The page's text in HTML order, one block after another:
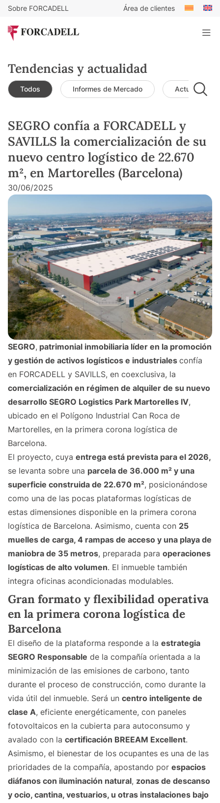
Sobre FORCADELL Área de clientes
Tendencias y actualidad
Todos Informes de Mercado Actualidad
SEGRO confía a FORCADELL y
SAVILLS la comercialización de su
nuevo centro logístico de 22.670
m², en Martorelles (Barcelona)
30/06/2025
SEGRO, patrimonial inmobiliaria líder en la promoción
y gestión de activos logísticos e industriales confía
en FORCADELL y SAVILLS, en coexclusiva, la
comercialización en régimen de alquiler de su nuevo
desarrollo SEGRO Logistics Park Martorelles IV,
ubicado en el Polígono Industrial Can Roca de
Martorelles, en la primera corona logística de
Barcelona.
El proyecto, cuya entrega está prevista para el 2026,
se levanta sobre una parcela de 36.000 m² y una
superficie construida de 22.670 m², posicionándose
como una de las pocas plataformas logísticas de
estas dimensiones disponible en la primera corona
logística de Barcelona. Asimismo, cuenta con 25
muelles de carga, 4 rampas de acceso y una playa de
maniobra de 35 metros, preparada para operaciones
logísticas de alto volumen. El inmueble también
integra oficinas acondicionadas modulables.
Gran formato y flexibilidad operativa
en la primera corona logística de
Barcelona
El diseño de la plataforma responde a la estrategia
SEGRO Responsable de la compañía orientada a la
minimización de las emisiones de carbono, tanto
durante el proceso de construcción, como durante la
vida útil del inmueble. Será un centro inteligente de
clase A, eficiente energéticamente, con paneles
fotovoltaicos en la cubierta para autoconsumo y
avalado con la certificación BREEAM Excellent.
Asimismo, el bienestar de los ocupantes es una de las
prioridades de la compañía, apostando por espacios
diáfanos con iluminación natural, zonas de descanso
y ocio, cantina, vestuarios, u otras instalaciones bajo